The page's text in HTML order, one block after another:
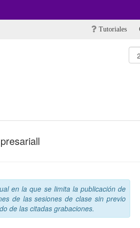
Tutoriales
en la que se limita la publicación de
de las sesiones de clase sin previo
de las citadas grabaciones.